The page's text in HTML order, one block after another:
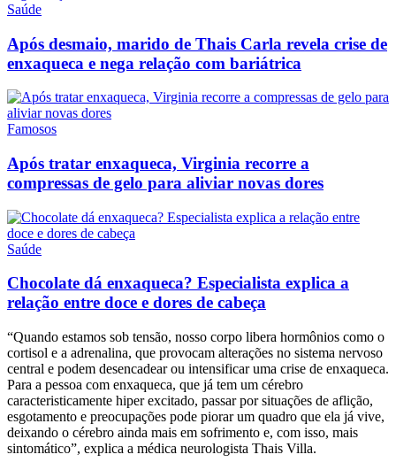
Saúde
Após desmaio, marido de Thais Carla revela crise de
enxaqueca e nega relação com bariátrica
Famosos
Após tratar enxaqueca, Virginia recorre a
compressas de gelo para aliviar novas dores
Saúde
Chocolate dá enxaqueca? Especialista explica a
relação entre doce e dores de cabeça
“Quando estamos sob tensão, nosso corpo libera hormônios como o
cortisol e a adrenalina, que provocam alterações no sistema nervoso
central e podem desencadear ou intensificar uma crise de enxaqueca.
Para a pessoa com enxaqueca, que já tem um cérebro
caracteristicamente hiper excitado, passar por situações de aflição,
esgotamento e preocupações pode piorar um quadro que ela já vive,
deixando o cérebro ainda mais em sofrimento e, com isso, mais
sintomático”, explica a médica neurologista Thais Villa.